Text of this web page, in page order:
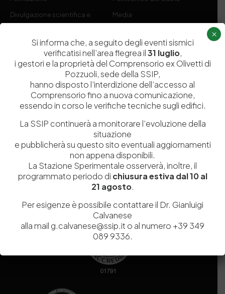
Divulgazione scientifica e
Contribuenti
Contatti
Media
Tutela Whistleblowing
Amministrazione Trasparente
Iscrizione REANA 920756
Codice di iscrizione all’Anagrafe Nazionale delle Ricerche del
MIUR000290_EIRI
Euro9.690.240,00
stazionesperimentaleindustriapelli@legalmail.it
Sede legaleVia Campi Flegrei, 34 – 80078 Pozzuoli (NA) – Tel. +39
Si informa che, a seguito degli eventi sismici
verificatisi nell’area flegrea il31 luglio,
i gestori e la proprietà del Comprensorio ex Olivetti di
Pozzuoli, sede della SSIP,
hanno disposto l’interdizione dell’accesso al
Comprensorio fino a nuova comunicazione,
essendo in corso le verifiche tecniche sugli edifici.
La SSIP continuerà a monitorare l’evoluzione della
situazione
e pubblicherà su questo sito eventuali aggiornamenti
non appena disponibili.
La Stazione Sperimentale osserverà, inoltre, il
programmato periodo di chiusura estiva dal 10 al
21 agosto.
Per esigenze è possibile contattare il Dr. Gianluigi
Calvanese
alla mail g.calvanese@ssip.it o al numero +39 349
089 9336.
×